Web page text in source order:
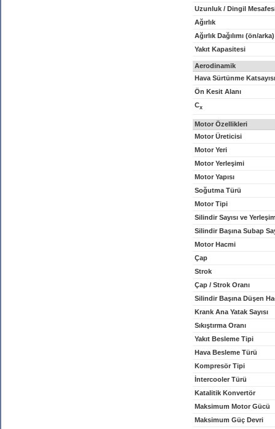
Uzunluk / Dingil
Ağırlık
Ağırlık Dağılımı (ön/arka)
Yakıt Kapasitesi
Aerodinamik
Hava Sürtünme Katsayısı
Ön Kesit Alanı
Cx
Motor Özellikleri
Motor Üreticisi
Motor Yeri
Motor Yerleşimi
Motor Yapısı
Soğutma Türü
Motor Tipi
Silindir Sayısı ve
Silindir Başına Subap
Motor Hacmi
Çap
Strok
Çap / Strok Oranı
Silindir Başına Düşen
Krank Ana Yatak Sayısı
Sıkıştırma Oranı
Yakıt Besleme Tipi
Hava Besleme Türü
Kompresör Tipi
İntercooler Türü
Katalitik Konvertör
Maksimum Motor Gücü
Maksimum Güç Devri